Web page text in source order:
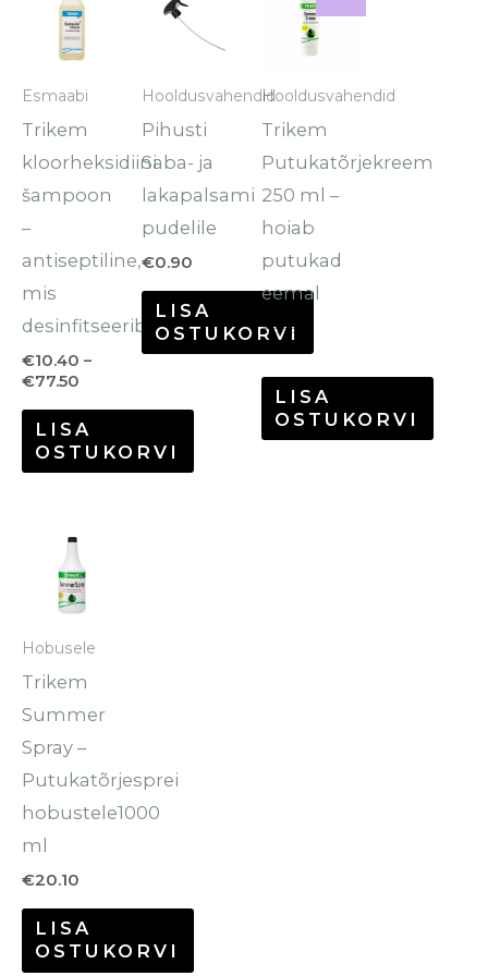
Esmaabi
Trikem
kloorheksidiini
šampoon
–
antiseptiline,
mis
desinfitseerib
€10.40 –
€77.50
kuni
€77.50
LISA
OSTUKORVI
tootel
mitu
varianti.
Valikuid
saab
tootelehel.
Hooldusvahendid
Pihusti
Saba- ja
lakapalsami
pudelile
€0.90
LISA
OSTUKORVI
Hooldusvahendid
Trikem
Putukatõrjekreem
250 ml –
hoiab
putukad
eemal
€9.90
oli:
€9.90.
on:
€5.00.
LISA
OSTUKORVI
Hobusele
Trikem
Summer
Spray –
Putukatõrjesprei
hobustele1000
ml
€20.10
LISA
OSTUKORVI